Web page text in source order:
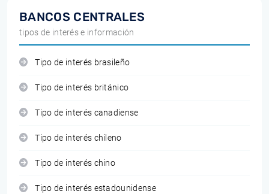
BANCOS CENTRALES
tipos de interés e información
Tipo de interés brasileño
Tipo de interés británico
Tipo de interés canadiense
Tipo de interés chileno
Tipo de interés chino
Tipo de interés estadounidense